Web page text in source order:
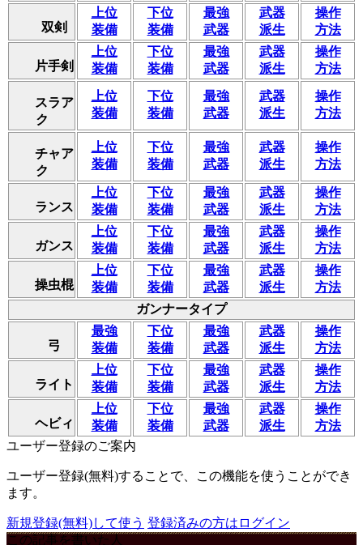
双剣
上位
装備
下位
装備
最強
武器
武器
派生
操作
方法
片手剣
上位
装備
下位
装備
最強
武器
武器
派生
操作
方法
スラア
ク
上位
装備
下位
装備
最強
武器
武器
派生
操作
方法
チャア
ク
上位
装備
下位
装備
最強
武器
武器
派生
操作
方法
ランス
上位
装備
下位
装備
最強
武器
武器
派生
操作
方法
ガンス
上位
装備
下位
装備
最強
武器
武器
派生
操作
方法
操虫棍
上位
装備
下位
装備
最強
武器
武器
派生
操作
方法
ガンナータイプ
弓
最強
装備
下位
装備
最強
武器
武器
派生
操作
方法
ライト
上位
装備
下位
装備
最強
武器
武器
派生
操作
方法
ヘビィ
上位
装備
下位
装備
最強
武器
武器
派生
操作
方法
ユーザー登録のご案内
ユーザー登録(無料)することで、この機能を使うことができ
ます。
新規登録(無料)して使う 登録済みの方はログイン
この記事を書いた人